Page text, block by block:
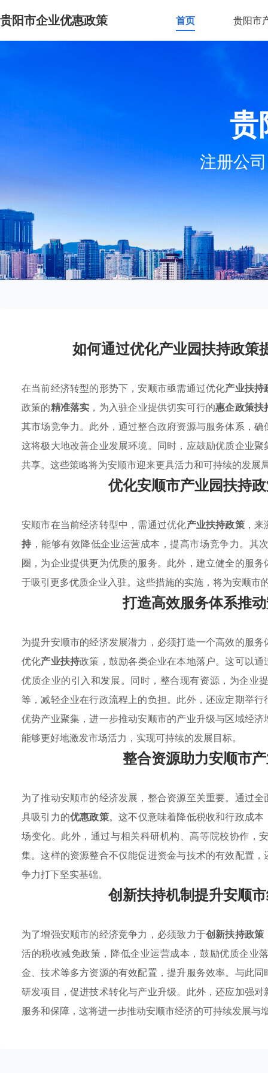
贵阳市企业优惠政策 首页 贵阳市
贵
注册公
如何通过优化产业园扶持政策
在当前经济转型的形势下，安顺市亟需通过优化产业扶持
政策的精准落实 ，为入驻企业提供切实可行的惠企政策扶
其市场竞争力。此外，通过整合政府资源与服务体系，
这将极大地改善企业发展环境。同时，应鼓励优质企业
共享。这些策略将为安顺市迎来更具活力和可持续的发展
优化安顺市产业园扶持
安顺市在当前经济转型中，需通过优化产业扶持政策，来
持 ，能够有效降低企业运营成本，提高市场竞争力。
圈，为企业提供更为优质的服务。此外，建立健全的服
于吸引更多优质企业入驻。这些措施的实施，将为安顺
打造高效服务体系推
为提升安顺市的经济发展潜力，必须打造一个高效的服
优化产业扶持政策，鼓励各类企业在本地落户。这可以通
优质企业的引入和发展。同时，整合现有资源，为企业
等，减轻企业在行政流程上的负担。此外，还应定期举
优势产业聚集，进一步推动安顺市的产业升级与区域经
能够更好地激发市场活力，实现可持续的发展目标。
整合资源助力安顺市
为了推动安顺市的经济发展，整合资源至关重要。通过全
具吸引力的优惠政策。这不仅意味着降低税收和行政成
场变化。此外，通过与相关科研机构、高等院校协作，
集。这样的资源整合不仅能促进资金与技术的有效配置
争力打下坚实基础。
创新扶持机制提升安顺
为了增强安顺市的经济竞争力，必须致力于创新扶持政策
活的税收减免政策，降低企业运营成本，鼓励优质企业
金、技术等多方资源的有效配置，提升服务效率。与此
研发项目，促进技术转化与产业升级。此外，还应加强
服务和保障，这将进一步推动安顺市经济的可持续发展与